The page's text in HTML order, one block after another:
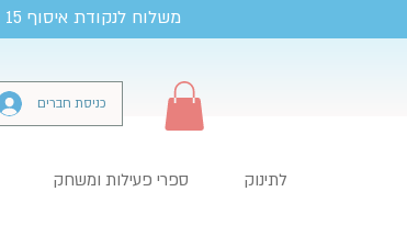
משלוח לנקודת איסוף 15
כניסת חברים
לתינוק ספרי פעילות ומשחק